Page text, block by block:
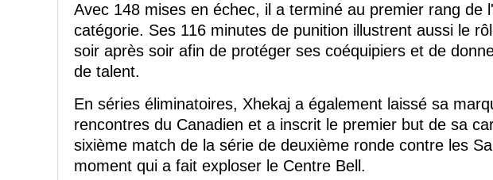
Avec 148 mises en échec, il a terminé au premier rang de
catégorie. Ses 116 minutes de punition illustrent aussi le
soir après soir afin de protéger ses coéquipiers et de
de talent.
En séries éliminatoires, Xhekaj a également laissé sa
rencontres du Canadien et a inscrit le premier but de sa
sixième match de la série de deuxième ronde contre les
moment qui a fait exploser le Centre Bell.